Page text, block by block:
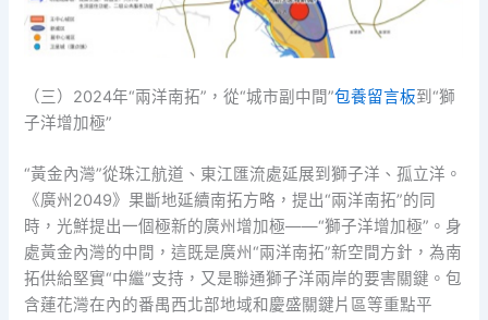
（三）2024年“兩洋南拓”，從“城市副中間”包養留言板到“獅
子洋增加極”
“黃金內灣”從珠江航道、東江匯流處延展到獅子洋、孤立洋。
《廣州2049》果斷地延續南拓方略，提出“兩洋南拓”的同
時，光鮮提出一個極新的廣州增加極——“獅子洋增加極”。身
處黃金內灣的中間，這既是廣州“兩洋南拓”新空間方針，為南
拓供給堅實“中繼”支持，又是聯通獅子洋兩岸的要害關鍵。包
含蓮花灣在內的番禺西北部地域和慶盛關鍵片區等重點平